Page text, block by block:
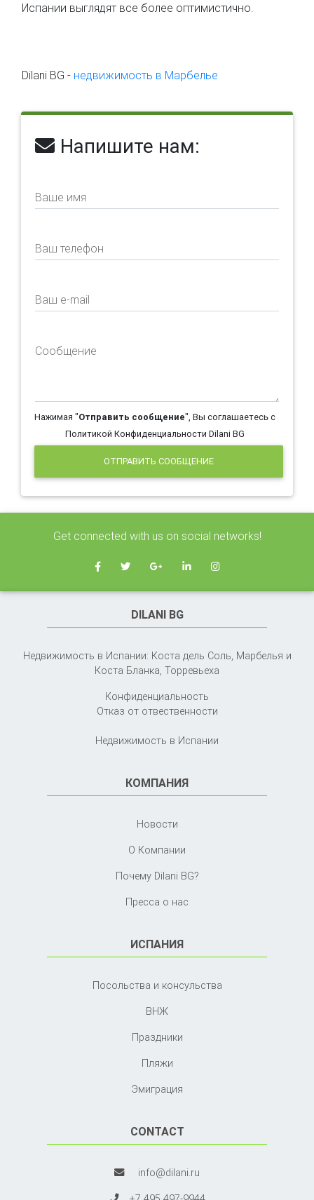
Испании выглядят все более оптимистично.
Dilani BG - недвижимость в Марбелье
Напишите нам:
Ваше имя
Ваш телефон
Ваш e-mail
Сообщение
Нажимая "Отправить сообщение", Вы соглашаетесь с
Политикой Конфиденциальности Dilani BG
ОТПРАВИТЬ СООБЩЕНИЕ
Get connected with us on social networks!
DILANI BG
Недвижимость в Испании: Коста дель Соль, Марбелья и
Коста Бланка, Торревьеха
Конфиденциальность
Отказ от отвественности
Недвижимость в Испании
КОМПАНИЯ
Новости
О Компании
Почему Dilani BG?
Пресса о нас
ИСПАНИЯ
Посольства и консульства
ВНЖ
Праздники
Пляжи
Эмиграция
CONTACT
info@dilani.ru